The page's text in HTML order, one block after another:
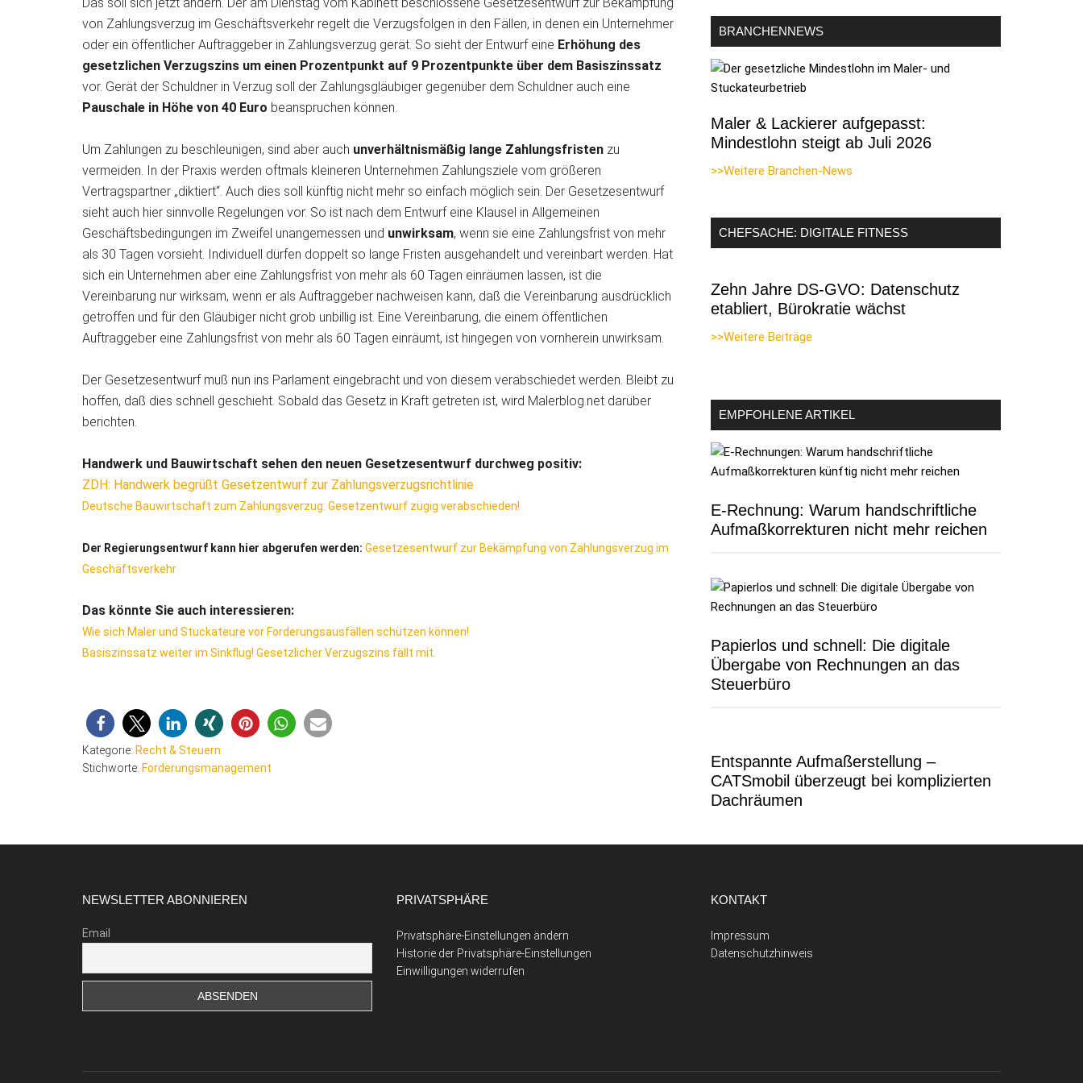
von Zahlungsverzug im Geschäftsverkehr regelt die Verzugsfolgen in den Fällen, in denen ein Unternehmer
oder ein öffentlicher Auftraggeber in Zahlungsverzug gerät. So sieht der Entwurf eine Erhöhung des
gesetzlichen Verzugszins um einen Prozentpunkt auf 9 Prozentpunkte über dem Basiszinssatz
vor. Gerät der Schuldner in Verzug soll der Zahlungsgläubiger gegenüber dem Schuldner auch eine
Pauschale in Höhe von 40 Euro beanspruchen können.
Um Zahlungen zu beschleunigen, sind aber auch unverhältnismäßig lange Zahlungsfristen zu
vermeiden. In der Praxis werden oftmals kleineren Unternehmen Zahlungsziele vom größeren
Vertragspartner „diktiert“. Auch dies soll künftig nicht mehr so einfach möglich sein. Der Gesetzesentwurf
sieht auch hier sinnvolle Regelungen vor. So ist nach dem Entwurf eine Klausel in Allgemeinen
Geschäftsbedingungen im Zweifel unangemessen und unwirksam, wenn sie eine Zahlungsfrist von mehr
als 30 Tagen vorsieht. Individuell dürfen doppelt so lange Fristen ausgehandelt und vereinbart werden. Hat
sich ein Unternehmen aber eine Zahlungsfrist von mehr als 60 Tagen einräumen lassen, ist die
Vereinbarung nur wirksam, wenn er als Auftraggeber nachweisen kann, daß die Vereinbarung ausdrücklich
getroffen und für den Gläubiger nicht grob unbillig ist. Eine Vereinbarung, die einem öffentlichen
Auftraggeber eine Zahlungsfrist von mehr als 60 Tagen einräumt, ist hingegen von vornherein unwirksam.
Der Gesetzesentwurf muß nun ins Parlament eingebracht und von diesem verabschiedet werden. Bleibt zu
hoffen, daß dies schnell geschieht. Sobald das Gesetz in Kraft getreten ist, wird Malerblog.net darüber
berichten.
Handwerk und Bauwirtschaft sehen den neuen Gesetzesentwurf durchweg positiv:
ZDH: Handwerk begrüßt Gesetzentwurf zur Zahlungsverzugsrichtlinie
Deutsche Bauwirtschaft zum Zahlungsverzug: Gesetzentwurf zügig verabschieden!
Der Regierungsentwurf kann hier abgerufen werden: Gesetzesentwurf zur Bekämpfung von Zahlungsverzug im
Geschäftsverkehr
Das könnte Sie auch interessieren:
Wie sich Maler und Stuckateure vor Forderungsausfällen schützen können!
Basiszinssatz weiter im Sinkflug! Gesetzlicher Verzugszins fällt mit.
Kategorie: Recht & Steuern
Stichworte: Forderungsmanagement
BRANCHENNEWS
Maler & Lackierer aufgepasst:
Mindestlohn steigt ab Juli 2026
>>Weitere Branchen-News
CHEFSACHE: DIGITALE FITNESS
Zehn Jahre DS-GVO: Datenschutz
etabliert, Bürokratie wächst
>>Weitere Beiträge
EMPFOHLENE ARTIKEL
E-Rechnung: Warum handschriftliche
Aufmaßkorrekturen nicht mehr reichen
Papierlos und schnell: Die digitale
Übergabe von Rechnungen an das
Steuerbüro
Entspannte Aufmaßerstellung –
CATSmobil überzeugt bei komplizierten
Dachräumen
NEWSLETTER ABONNIEREN
Email
PRIVATSPHÄRE
Privatsphäre-Einstellungen ändern
Historie der Privatsphäre-Einstellungen
Einwilligungen widerrufen
KONTAKT
Impressum
Datenschutzhinweis